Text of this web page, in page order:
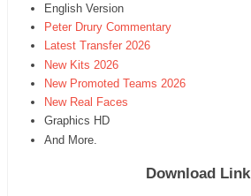
English Version
Peter Drury Commentary
Latest Transfer 2026
New Kits 2026
New Promoted Teams 2026
New Real Faces
Graphics HD
And More.
Download Link